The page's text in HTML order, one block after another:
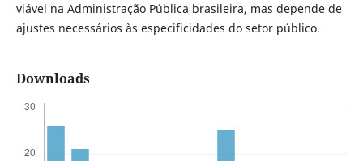
viável na Administração Pública brasileira, mas depende de
ajustes necessários às especificidades do setor público.
Downloads